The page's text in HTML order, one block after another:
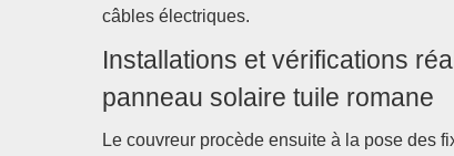
câbles électriques.
Installations et vérifications
panneau solaire tuile romane
Le couvreur procède ensuite à la pose des